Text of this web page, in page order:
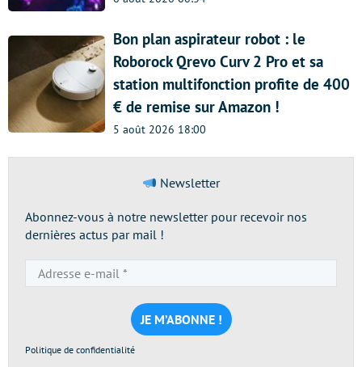
Bon plan aspirateur robot : le
Roborock Qrevo Curv 2 Pro et sa
station multifonction profite de 400
€ de remise sur Amazon !
5 août 2026 18:00
Newsletter
Abonnez-vous à notre newsletter pour recevoir nos
dernières actus par mail !
e-
mail
*
Politique de confidentialité